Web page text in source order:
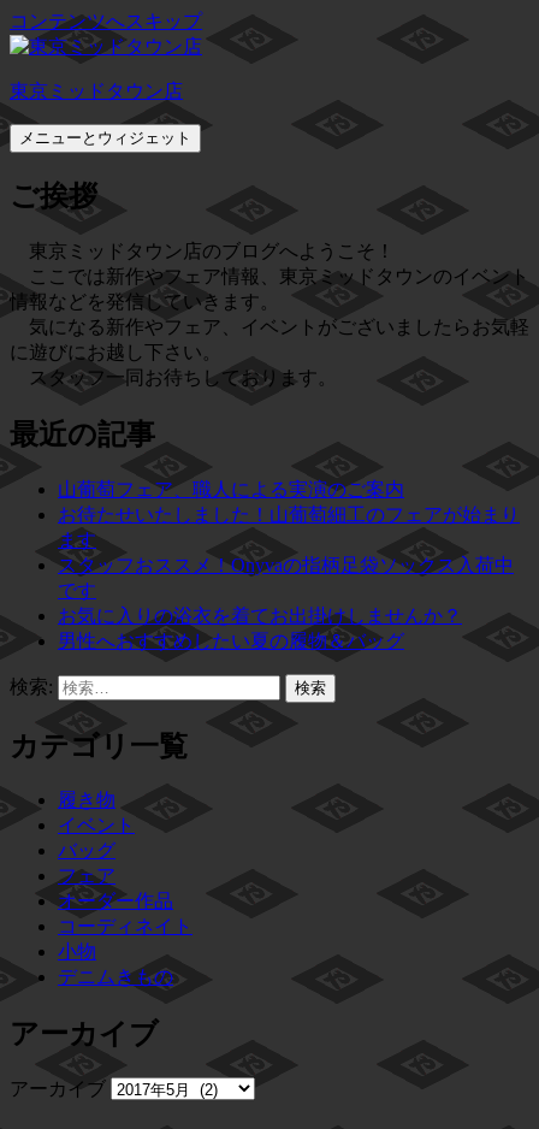
コンテンツへスキップ
東京ミッドタウン店
メニューとウィジェット
ご挨拶
東京ミッドタウン店のブログへようこそ！
ここでは新作やフェア情報、東京ミッドタウンのイベント
情報などを発信していきます。
気になる新作やフェア、イベントがございましたらお気軽
に遊びにお越し下さい。
スタッフ一同お待ちしております。
最近の記事
山葡萄フェア、職人による実演のご案内
お待たせいたしました！山葡萄細工のフェアが始まり
ます
スタッフおススメ！Onyvaの指柄足袋ソックス入荷中
です
お気に入りの浴衣を着てお出掛けしませんか？
男性へおすすめしたい夏の履物＆バッグ
検索:
カテゴリ一覧
履き物
イベント
バッグ
フェア
オーダー作品
コーディネイト
小物
デニムきもの
アーカイブ
アーカイブ